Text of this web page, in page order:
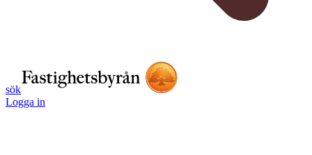
sök
Logga in